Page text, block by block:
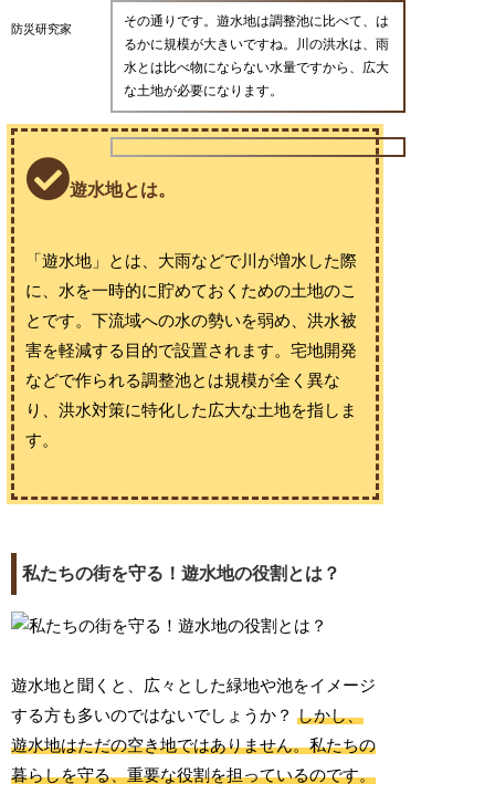
防災研究家
その通りです。遊水地は調整池に比べて、は
るかに規模が大きいですね。川の洪水は、雨
水とは比べ物にならない水量ですから、広大
な土地が必要になります。
遊水地とは。
「遊水地」とは、大雨などで川が増水した際
に、水を一時的に貯めておくための土地のこ
とです。下流域への水の勢いを弱め、洪水被
害を軽減する目的で設置されます。宅地開発
などで作られる調整池とは規模が全く異な
り、洪水対策に特化した広大な土地を指しま
す。
私たちの街を守る！遊水地の役割とは？
遊水地と聞くと、広々とした緑地や池をイメージ
する方も多いのではないでしょうか？しかし、
遊水地はただの空き地ではありません。私たちの
暮らしを守る、重要な役割を担っているのです。